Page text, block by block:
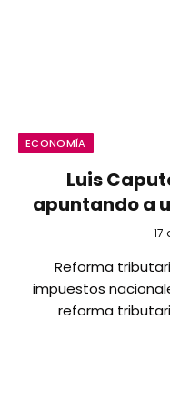
ECONOMÍA
Luis
apuntando a
17
Reforma
impuestos
reforma